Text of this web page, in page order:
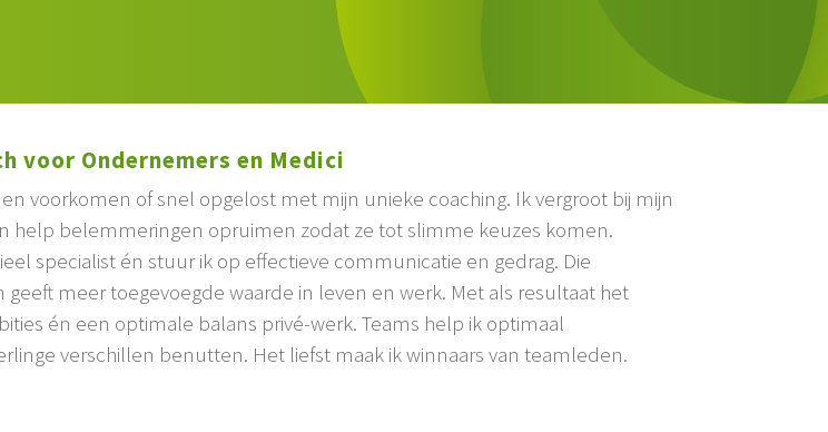
voor Ondernemers en Medici
voorkomen of snel opgelost met mijn unieke coaching. Ik vergroot bij mijn
help belemmeringen opruimen zodat ze tot slimme keuzes komen.
specialist én stuur ik op effectieve communicatie en gedrag. Die
geeft meer toegevoegde waarde in leven en werk. Met als resultaat het
én een optimale balans privé-werk. Teams help ik optimaal
verschillen benutten. Het liefst maak ik winnaars van teamleden.